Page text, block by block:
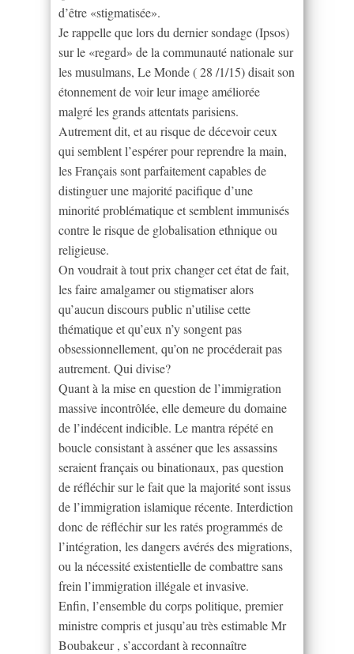
d’être «stigmatisée».
Je rappelle que lors du dernier sondage (Ipsos)
sur le «regard» de la communauté nationale sur
les musulmans, Le Monde ( 28 /1/15) disait son
étonnement de voir leur image améliorée
malgré les grands attentats parisiens.
Autrement dit, et au risque de décevoir ceux
qui semblent l’espérer pour reprendre la main,
les Français sont parfaitement capables de
distinguer une majorité pacifique d’une
minorité problématique et semblent immunisés
contre le risque de globalisation ethnique ou
religieuse.
On voudrait à tout prix changer cet état de fait,
les faire amalgamer ou stigmatiser alors
qu’aucun discours public n’utilise cette
thématique et qu’eux n’y songent pas
obsessionnellement, qu’on ne procéderait pas
autrement. Qui divise?
Quant à la mise en question de l’immigration
massive incontrôlée, elle demeure du domaine
de l’indécent indicible. Le mantra répété en
boucle consistant à asséner que les assassins
seraient français ou binationaux, pas question
de réfléchir sur le fait que la majorité sont issus
de l’immigration islamique récente. Interdiction
donc de réfléchir sur les ratés programmés de
l’intégration, les dangers avérés des migrations,
ou la nécessité existentielle de combattre sans
frein l’immigration illégale et invasive.
Enfin, l’ensemble du corps politique, premier
ministre compris et jusqu’au très estimable Mr
Boubakeur , s’accordant à reconnaître